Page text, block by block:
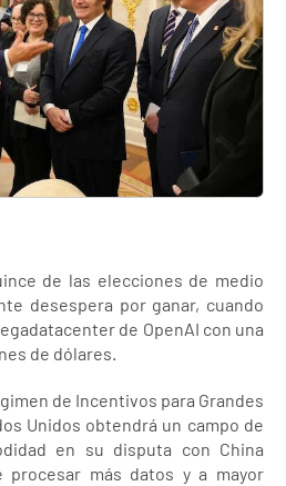
de las elecciones de medio
desespera por ganar, cuando
de OpenAI con una
de dólares.
de Incentivos para Grandes
Unidos obtendrá un campo de
en su disputa con China
procesar más datos y a mayor